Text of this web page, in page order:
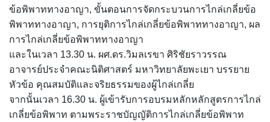
ข้อพิพาททางอาญา, ขั้นตอนการจัดกระบวนการไกล่เกลี่ยข้อ
พิพาททางอาญา, การยุติการไกล่เกลี่ยข้อพิพาททางอาญา, ผล
การไกล่เกลี่ยข้อพิพาททางอาญา
และในเวลา 13.30 น. ผศ.ดร.วิมลเรขา ศิริชัยราวรรณ
อาจารย์ประจำคณะนิติศาสตร์ มหาวิทยาลัยพะเยา บรรยาย
หัวข้อ คุณสมบัติและจริยธรรมของผู้ไกล่เกลี่ย
จากนั้นเวลา 16.30 น. ผู้เข้ารับการอบรมหลักหลักสูตรการไกล่
เกลี่ยข้อพิพาท ตามพระราชบัญญัติการไกล่เกลี่ยข้อพิพาท